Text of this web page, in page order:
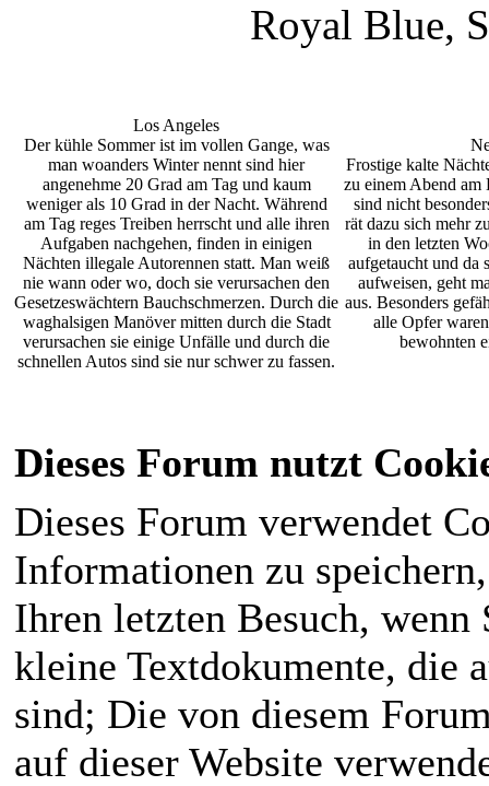
Royal Blue,
Los Angeles
Der kühle Sommer ist im vollen Gange, was
man woanders Winter nennt sind hier
angenehme 20 Grad am Tag und kaum
weniger als 10 Grad in der Nacht. Während
am Tag reges Treiben herrscht und alle ihren
Aufgaben nachgehen, finden in einigen
Nächten illegale Autorennen statt. Man weiß
nie wann oder wo, doch sie verursachen den
Gesetzeswächtern Bauchschmerzen. Durch die
waghalsigen Manöver mitten durch die Stadt
verursachen sie einige Unfälle und durch die
schnellen Autos sind sie nur schwer zu fassen.
Frostige kalte
zu einem Abend
sind nicht
rät dazu sich mehr
in den letzten
aufgetaucht und da
aufweisen, geht
aus. Besonders
alle Opfer
bewohnten
Dieses Forum nutzt
Dieses Forum verwendet
Informationen zu
Ihren letzten Besuch,
kleine Textdokumente, die
sind; Die von diesem
auf dieser Website